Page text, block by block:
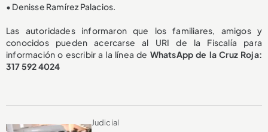
• Denisse Ramírez Palacios.
Las autoridades informaron que los familiares, amigos y
conocidos pueden acercarse al URI de la Fiscalía para
información o escribir a la línea de WhatsApp de la Cruz Roja:
317 592 4024
Judicial